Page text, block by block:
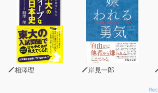
る。
耳かき専門店の経営者の名に恥じないほ
トップクラス。
【トラックリスト】
相澤理 岸見一郎